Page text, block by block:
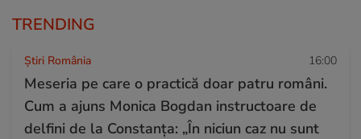
TRENDING
Știri România 16:00
Meseria pe care o practică doar patru români.
Cum a ajuns Monica Bogdan instructoare de
delfini de la Constanța: „În niciun caz nu sunt